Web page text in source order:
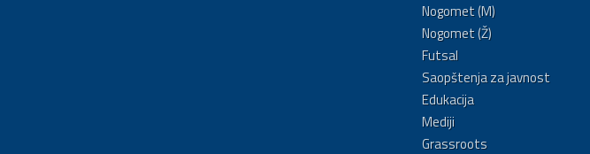
Nogomet (M)
Nogomet (Ž)
Futsal
Saopštenja za javnost
Edukacija
Mediji
Grassroots